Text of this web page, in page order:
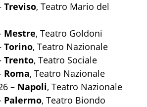
Treviso, Teatro Mario del
Mestre, Teatro Goldoni
Torino, Teatro Nazionale
Trento, Teatro Sociale
Roma, Teatro Nazionale
– Napoli, Teatro Nazionale
Palermo, Teatro Biondo